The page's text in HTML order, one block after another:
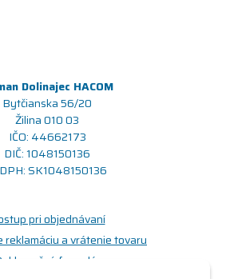
Dolinajec HACOM
Bytčianska 56/20
Žilina 010 03
IČO: 44662173
DIČ: 1048150136
SK1048150136
pri objednávaní
reklamáciu a vrátenie tovaru
formulár